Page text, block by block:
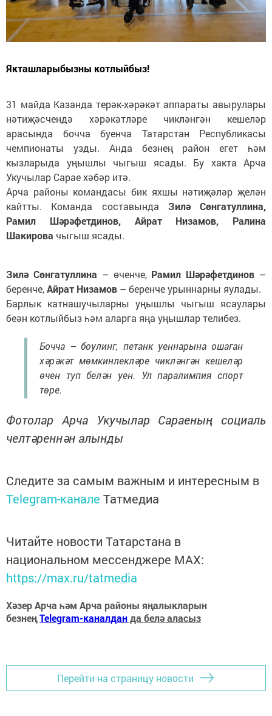
Якташларыбызны котлыйбыз!
31 майда Казанда терәк-хәрәкәт аппараты авырулары
нәтиҗәсчендә хәрәкәтләре чикләнгән кешеләр
арасында бочча буенча Татарстан Республикасы
чемпионаты узды. Анда безнең район егет һәм
кызларыда уңышлы чыгыш ясады. Бу хакта Арча
Укучылар Сарае хәбәр итә.
Арча районы командасы бик яхшы нәтиҗәләр җелән
кайтты. Команда составында Зилә Сөнгатуллина,
Рамил Шәрәфетдинов, Айрат Низамов, Ралина
Шакирова чыгыш ясады.
Зилә Сөнгатуллина – өченче, Рамил Шәрәфетдинов –
беренче,Айрат Низамов – беренче урыннарны яулады.
Барлык катнашучыларны уңышлы чыгыш ясаулары
беән котлыйбыз һәм аларга яңа уңышлар телибез.
Бочча – боулинг, петанк уеннарына ошаган
хәрәкәт мөмкинлекләре чикләнгән кешеләр
өчен туп белән уен. Ул паралимпия спорт
төре.
Фотолар Арча Укучылар Сараеның социаль
челтәреннән алынды
Следите за самым важным и интересным в
Telegram-канале Татмедиа
Читайте новости Татарстана в
национальном мессенджере MАХ:
https://max.ru/tatmedia
Хәзер Арча һәм Арча районы яңалыкларын
безнеңTelegram-каналданда белә аласыз
Перейти на страницу новости